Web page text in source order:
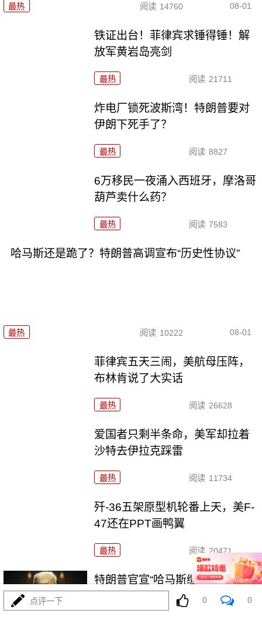
最热 阅读 14760 08-01
铁证出台！菲律宾求锤得锤！解
放军黄岩岛亮剑
最热 阅读 21711
炸电厂锁死波斯湾！特朗普要对
伊朗下死手了？
最热 阅读 8827
6万移民一夜涌入西班牙，摩洛哥
葫芦卖什么药？
最热 阅读 7583
哈马斯还是跪了？特朗普高调宣布“历史性协议”
最热 阅读 10222 08-01
菲律宾五天三闹，美航母压阵，
布林肯说了大实话
最热 阅读 26628
爱国者只剩半条命，美军却拉着
沙特去伊拉克踩雷
最热 阅读 11734
歼-36五架原型机轮番上天，美F-
47还在PPT画鸭翼
最热 阅读 20471
特朗普官宣“哈马斯缴械”，内塔尼
点评一下 0 0